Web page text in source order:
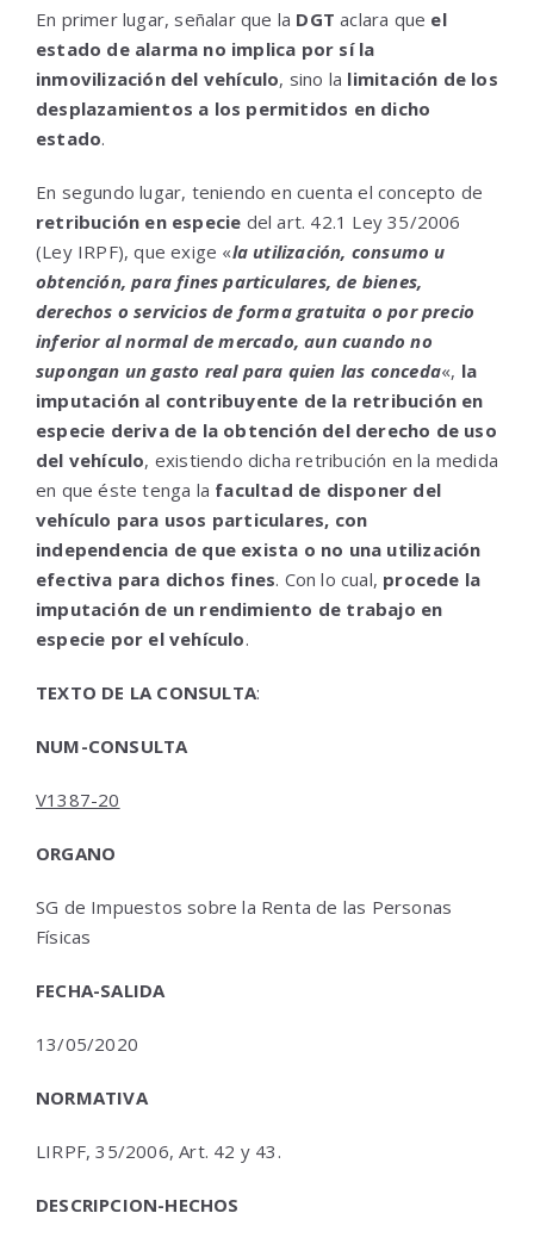
En primer lugar, señalar que la DGT aclara que el
estado de alarma no implica por sí la
inmovilización del vehículo, sino la limitación de los
desplazamientos a los permitidos en dicho
estado.
En segundo lugar, teniendo en cuenta el concepto de
retribución en especie del art. 42.1 Ley 35/2006
(Ley IRPF), que exige «la utilización, consumo u
obtención, para fines particulares, de bienes,
derechos o servicios de forma gratuita o por precio
inferior al normal de mercado, aun cuando no
supongan un gasto real para quien las conceda«, la
imputación al contribuyente de la retribución en
especie deriva de la obtención del derecho de uso
del vehículo, existiendo dicha retribución en la medida
en que éste tenga la facultad de disponer del
vehículo para usos particulares, con
independencia de que exista o no una utilización
efectiva para dichos fines. Con lo cual, procede la
imputación de un rendimiento de trabajo en
especie por el vehículo.
TEXTO DE LA CONSULTA:
NUM-CONSULTA
V1387-20
ORGANO
SG de Impuestos sobre la Renta de las Personas
Físicas
FECHA-SALIDA
13/05/2020
NORMATIVA
LIRPF, 35/2006, Art. 42 y 43.
DESCRIPCION-HECHOS